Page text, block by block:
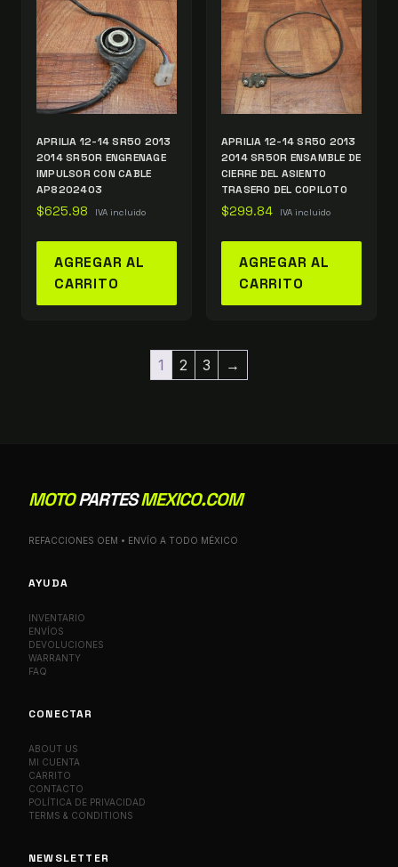
APRILIA 12-14 SR50 2013
2014 SR50R ENGRENAGE
IMPULSOR CON CABLE
AP8202403
$625.98 IVA incluido
AGREGAR AL
CARRITO
APRILIA 12-14 SR50 2013
2014 SR50R ENSAMBLE DE
CIERRE DEL ASIENTO
TRASERO DEL COPILOTO
$299.84 IVA incluido
AGREGAR AL
CARRITO
1 2 3 →
MOTOPARTESMEXICO.COM
REFACCIONES OEM • ENVÍO A TODO MÉXICO
AYUDA
INVENTARIO
ENVÍOS
DEVOLUCIONES
WARRANTY
FAQ
CONECTAR
ABOUT US
MI CUENTA
CARRITO
CONTACTO
POLÍTICA DE PRIVACIDAD
TERMS & CONDITIONS
NEWSLETTER